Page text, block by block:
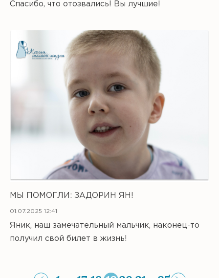
Спасибо, что отозвались! Вы лучшие!
МЫ ПОМОГЛИ: ЗАДОРИН ЯН!
01.07.2025 12:41
Яник, наш замечательный мальчик, наконец-то
получил свой билет в жизнь!